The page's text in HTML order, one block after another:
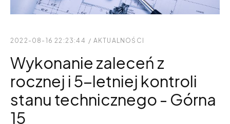
2022-08-16 22:23:44 / AKTUALNOŚCI
Wykonanie zaleceń z
rocznej i 5-letniej kontroli
stanu technicznego - Górna
15